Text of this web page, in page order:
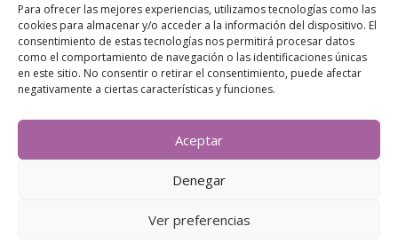
Para ofrecer las mejores experiencias, utilizamos tecnologías como las
cookies para almacenar y/o acceder a la información del dispositivo. El
consentimiento de estas tecnologías nos permitirá procesar datos
como el comportamiento de navegación o las identificaciones únicas
en este sitio. No consentir o retirar el consentimiento, puede afectar
negativamente a ciertas características y funciones.
Aceptar
Denegar
Ver preferencias
¡Síguenos!